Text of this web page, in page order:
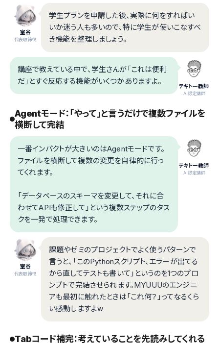
室谷
代表取締役
学生プランを申請した後、実際に何をすればい
いか迷う人も多いので、特に学生が使いこなすべ
き機能を整理しましょう。
テキトー教師
.AI認定講師
講座で教えている中で、学生さんが「これは便利
だ」とすぐ反応する機能がいくつかありますよ。
Agentモード：「やって」と言うだけで複数ファイルを
横断して完結
テキトー教師
.AI認定講師
一番インパクトが大きいのはAgentモードです。
ファイルを横断して複数の変更を自律的に行っ
てくれます。
「データベースのスキーマを変更して、それに合
わせてAPIも修正して」という複数ステップのタス
クを一発で処理できます。
室谷
代表取締役
課題やゼミのプロジェクトでよく使うパターンで
言うと、「このPythonスクリプト、エラーが出てる
から直してテストも書いて」というのを1つのプロ
ンプトで完結させられます。MYUUUのエンジニ
アも最初に触れたときは「これ何？」ってなるくら
い感動しますよw
Tabコード補完：考えていることを先読みしてくれる